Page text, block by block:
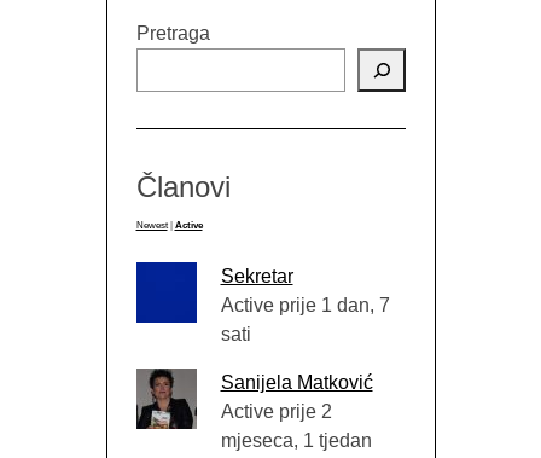
Pretraga
Članovi
Newest Active
Sekretar
Active prije 1 dan, 7
sati
Sanijela Matković
Active prije 2
mjeseca, 1 tjedan